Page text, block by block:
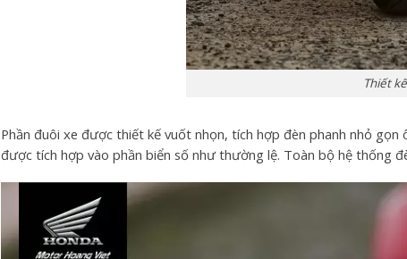
Thiết
Phần đuôi xe được thiết kế vuốt nhọn, tích hợp đèn phanh nhỏ
được tích hợp vào phần biển số như thường lệ. Toàn bộ hệ thống